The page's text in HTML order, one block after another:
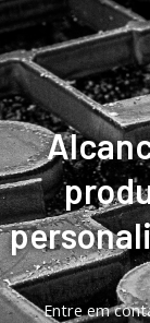
Entre em